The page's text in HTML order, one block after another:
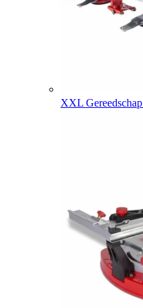
XXL Gereedschap